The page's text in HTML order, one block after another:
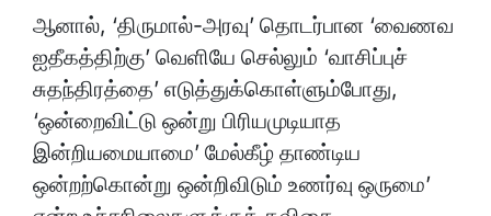
ஆனால், ‘திருமால்-அரவு’ தொடர்பான ‘வைணவ
ஐதீகத்திற்கு’ வெளியே செல்லும் ‘வாசிப்புச்
சுதந்திரத்தை’ எடுத்துக்கொள்ளும்போது,
‘ஒன்றைவிட்டு ஒன்று பிரியமுடியாத
இன்றியமையாமை’ மேல்கீழ் தாண்டிய
ஒன்றற்கொன்று ஒன்றிவிடும் உணர்வு ஒருமை’